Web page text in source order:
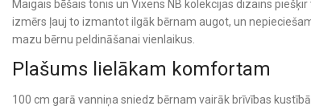
Maigais bēšais tonis un Vixens NB kolekcijas dizains
izmērs ļauj to izmantot ilgāk bērnam augot, un
mazu bērnu peldināšanai vienlaikus.
Plašums lielākam komfortam
100 cm garā vanniņa sniedz bērnam vairāk brīvības